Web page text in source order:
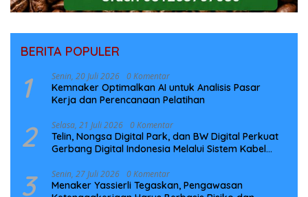
BERITA POPULER
1 Senin, 20 Juli 2026 0 Komentar
Kemnaker Optimalkan AI untuk Analisis Pasar
Kerja dan Perencanaan Pelatihan
2 Selasa, 21 Juli 2026 0 Komentar
Telin, Nongsa Digital Park, dan BW Digital Perkuat
Gerbang Digital Indonesia Melalui Sistem Kabel
3 Senin, 27 Juli 2026 0 Komentar
Menaker Yassierli Tegaskan, Pengawasan